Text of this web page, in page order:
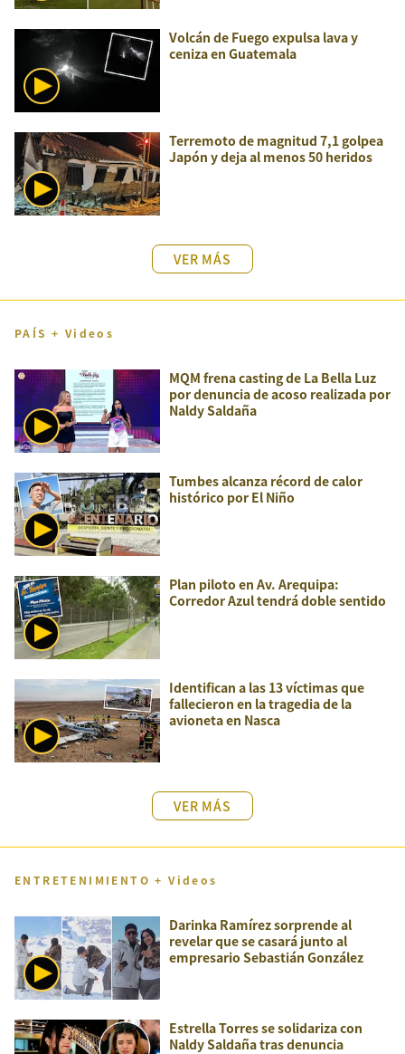
Volcán de Fuego expulsa lava y
ceniza en Guatemala
Terremoto de magnitud 7,1 golpea
Japón y deja al menos 50 heridos
VER MÁS
PAÍS + Videos
MQM frena casting de La Bella Luz
por denuncia de acoso realizada por
Naldy Saldaña
Tumbes alcanza récord de calor
histórico por El Niño
Plan piloto en Av. Arequipa:
Corredor Azul tendrá doble sentido
Identifican a las 13 víctimas que
fallecieron en la tragedia de la
avioneta en Nasca
VER MÁS
ENTRETENIMIENTO + Videos
Darinka Ramírez sorprende al
revelar que se casará junto al
empresario Sebastián González
Estrella Torres se solidariza con
Naldy Saldaña tras denuncia